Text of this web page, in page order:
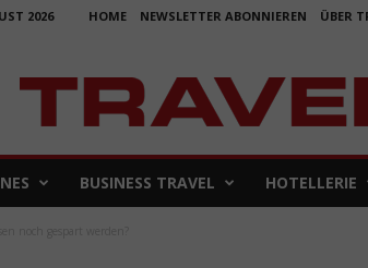
2026 HOME NEWSLETTER ABONNIEREN ÜBER
BUSINESS TRAVEL HOTELLERIE